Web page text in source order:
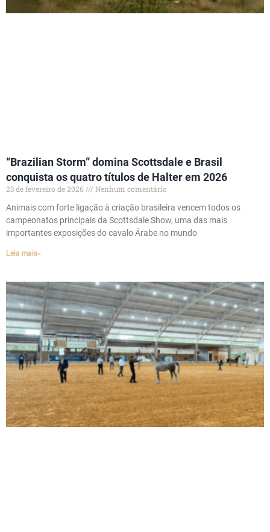
“Brazilian Storm” domina Scottsdale e Brasil
conquista os quatro títulos de Halter em 2026
23 de fevereiro de 2026
Nenhum comentário
Animais com forte ligação à criação brasileira vencem todos os
campeonatos principais da Scottsdale Show, uma das mais
importantes exposições do cavalo Árabe no mundo
Leia mais»